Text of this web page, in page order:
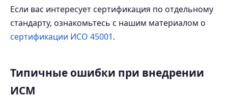
Если вас интересует сертификация по отдельному
стандарту, ознакомьтесь с нашим материалом о
сертификации ИСО 45001.
Типичные ошибки при внедрении
ИСМ